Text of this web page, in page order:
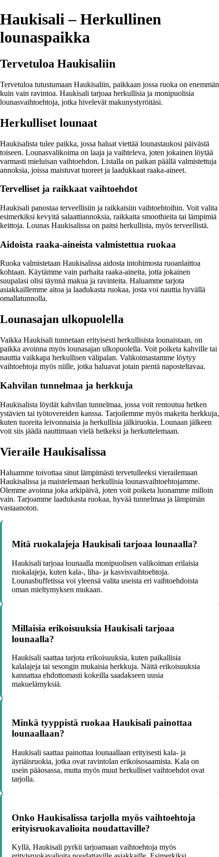
Haukisali – Herkullinen
lounaspaikka
Tervetuloa Haukisaliin
Tervetuloa tutustumaan Haukisaliin, paikkaan jossa ruoka on enemmän
kuin vain ravintoa. Haukisali tarjoaa herkullisia ja monipuolisia
lounasvaihtoehtoja, jotka hivelevät makunystyröitäsi.
Herkulliset lounaat
Haukisalista tulee paikka, jossa haluat viettää lounastaukosi päivästä
toiseen. Lounasvalikoima on laaja ja vaihteleva, joten jokainen löytää
varmasti mieluisan vaihtoehdon. Listalla on paikan päällä valmistettuja
annoksia, joissa maistuvat tuoreet ja laadukkaat raaka-aineet.
Tervelliset ja raikkaat vaihtoehdot
Haukisali panostaa terveellisiin ja raikkaisiin vaihtoehtoihin. Voit valita
esimerkiksi kevyitä salaattiannoksia, raikkaita smoothieita tai lämpimiä
keittoja. Lounas Haukisalissa on paitsi herkullista, myös terveellistä.
Aidoista raaka-aineista valmistettua ruokaa
Ruoka valmistetaan Haukisalissa aidosta intohimosta ruoanlaittoa
kohtaan. Käytämme vain parhaita raaka-aineita, jotta jokainen
suupalasi olisi täynnä makua ja ravinteita. Haluamme tarjota
asiakkaillemme aitoa ja laadukasta ruokaa, josta voi nauttia hyvällä
omallatunnolla.
Lounasajan ulkopuolella
Vaikka Haukisali tunnetaan erityisesti herkullisista lounaistaan, on
paikka avoinna myös lounasajan ulkopuolella. Voit poiketa kahville tai
nauttia vaikkapa herkullisen välipalan. Valikoimastamme löytyy
vaihtoehtoja myös niille, jotka haluavat jotain pientä naposteltavaa.
Kahvilan tunnelmaa ja herkkuja
Haukisalista löydät kahvilan tunnelmaa, jossa voit rentoutua hetken
ystävien tai työtovereiden kanssa. Tarjoilemme myös makeita herkkuja,
kuten tuoreita leivonnaisia ja herkullisia jälkiruokia. Lounaan jälkeen
voit siis jäädä nauttimaan vielä hetkeksi ja herkuttelemaan.
Vieraile Haukisalissa
Haluamme toivottaa sinut lämpimästi tervetulleeksi vierailemaan
Haukisalissa ja maistelemaan herkullisia lounasvaihtoehtojamme.
Olemme avoinna joka arkipäivä, joten voit poiketa luonamme milloin
vain. Tarjoamme laadukasta ruokaa, hyvää tunnelmaa ja lämpimän
vastaanoton.
Mitä ruokalajeja Haukisali tarjoaa lounaalla?
Haukisali tarjoaa lounaalla monipuolisen valikoiman erilaisia
ruokalajeja, kuten kala-, liha- ja kasvisvaihtoehtoja.
Lounasbuffetissa voi yleensä valita useista eri vaihtoehdoista
oman mieltymyksen mukaan.
Millaisia erikoisuuksia Haukisali tarjoaa
lounaalla?
Haukisali saattaa tarjota erikoisuuksia, kuten paikallisia
kalalajeja tai sesongin mukaisia herkkuja. Näitä erikoisuuksia
kannattaa ehdottomasti kokeilla saadakseen uusia
makuelämyksiä.
Minkä tyyppistä ruokaa Haukisali painottaa
lounaallaan?
Haukisali saattaa painottaa lounaallaan erityisesti kala- ja
äyriäisruokia, jotka ovat ravintolan erikoisosaamista. Kala on
usein pääosassa, mutta myös muut herkulliset vaihtoehdot ovat
tarjolla.
Onko Haukisalissa tarjolla myös vaihtoehtoja
erityisruokavalioita noudattaville?
Kyllä, Haukisali pyrkii tarjoamaan vaihtoehtoja myös